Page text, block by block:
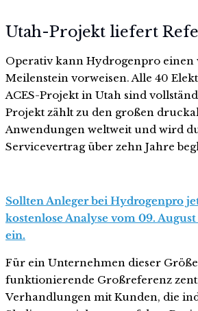
Utah-Projekt liefert
Operativ kann Hydrogenpro einen
Meilenstein vorweisen. Alle 40
ACES-Projekt in Utah sind
Projekt zählt zu den großen
Anwendungen weltweit und wird
Servicevertrag über zehn Jahre
Sollten Anleger bei Hydrogenpro
kostenlose Analyse vom 09.
ein.
Für ein Unternehmen dieser
funktionierende Großreferenz
Verhandlungen mit Kunden, die